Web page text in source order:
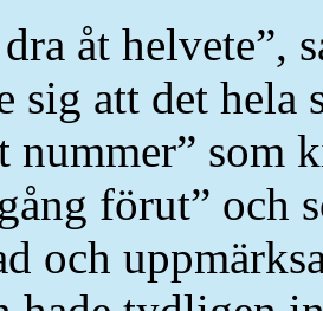
åt helvete”,
sig att det hela
nummer” som
förut” och
och